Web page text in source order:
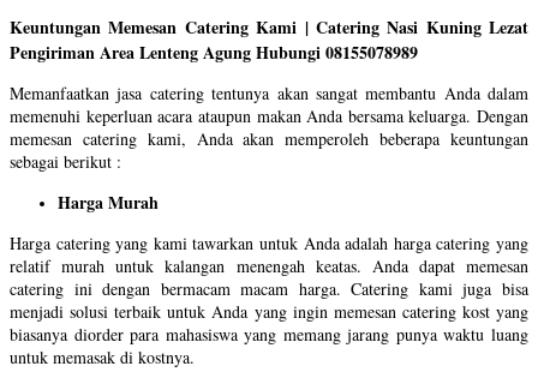
Keuntungan Memesan Catering Kami | Catering Nasi Kuning Lezat
Pengiriman Area Lenteng Agung Hubungi 08155078989
Memanfaatkan jasa catering tentunya akan sangat membantu Anda dalam
memenuhi keperluan acara ataupun makan Anda bersama keluarga. Dengan
memesan catering kami, Anda akan memperoleh beberapa keuntungan
sebagai berikut :
Harga Murah
Harga catering yang kami tawarkan untuk Anda adalah harga catering yang
relatif murah untuk kalangan menengah keatas. Anda dapat memesan
catering ini dengan bermacam macam harga. Catering kami juga bisa
menjadi solusi terbaik untuk Anda yang ingin memesan catering kost yang
biasanya diorder para mahasiswa yang memang jarang punya waktu luang
untuk memasak di kostnya.